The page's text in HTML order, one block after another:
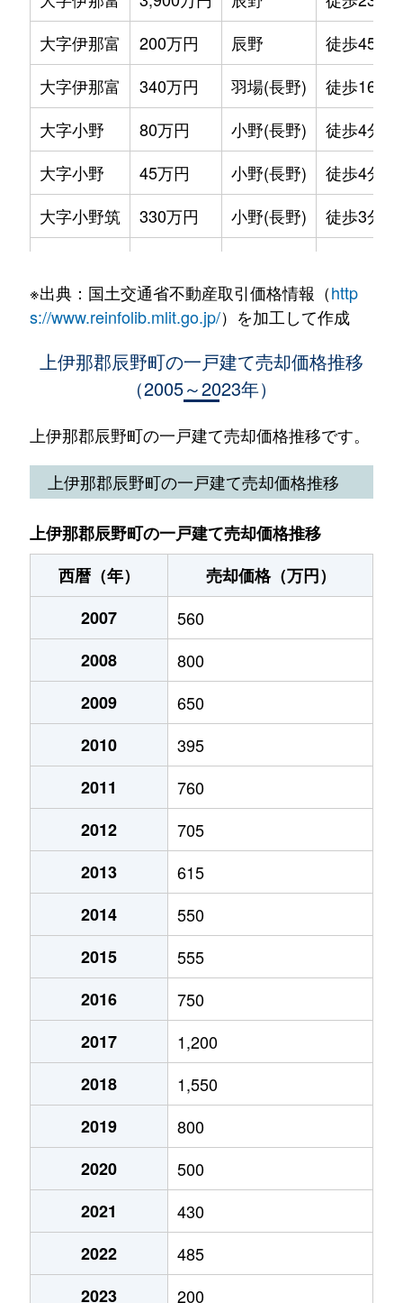
大字伊那富
200万円 辰野
徒歩45分
大字伊那富
340万円 羽場(長野)
徒歩16分
大字小野
80万円 小野(長野)
徒歩4分
大字小野
45万円 小野(長野)
徒歩4分
大字小野筑
330万円 小野(長野)
徒歩3分
大字平出
580万円 宮木 徒歩19分
※出典：国土交通省不動産取引価格情報（http
s://www.reinfolib.mlit.go.jp/）を加工して作成
上伊那郡辰野町の一戸建て売却価格推移
（2005～2023年）
上伊那郡辰野町の一戸建て売却価格推移です。
上伊那郡辰野町の一戸建て売却価格推移
上伊那郡辰野町の一戸建て売却価格推移
西暦（年）
売却価格（万円）
2007
560
2008
800
2009
650
2010
395
2011
760
2012
705
2013
615
2014
550
2015
555
2016
750
2017
1,200
2018
1,550
2019
800
2020
500
2021
430
2022
485
2023
200